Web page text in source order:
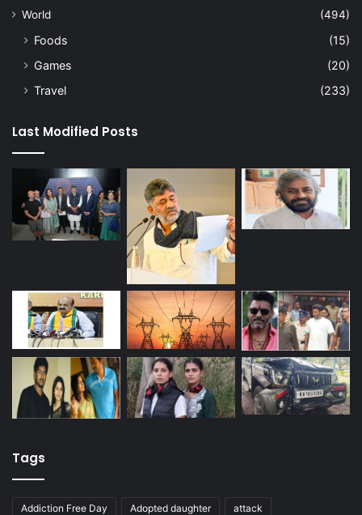
World
(494)
Foods
(15)
Games
(20)
Travel
(233)
Last Modified Posts
Tags
Addiction Free Day Adopted daughter attack